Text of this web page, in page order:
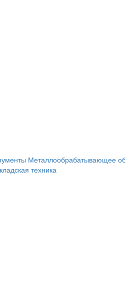
Металлообрабатывающее
техника